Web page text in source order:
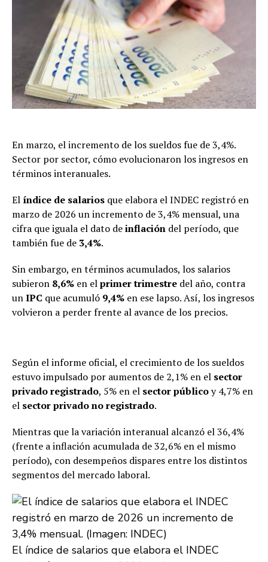
En marzo, el incremento de los sueldos fue de 3,4%.
Sector por sector, cómo evolucionaron los ingresos en
términos interanuales.
El índice de salarios que elabora el INDEC registró en
marzo de 2026 un incremento de 3,4% mensual, una
cifra que iguala el dato deinflación del período, que
también fue de 3,4%.
Sin embargo, en términos acumulados, los salarios
subieron 8,6% en elprimer trimestre del año, contra
unIPC que acumuló 9,4% en ese lapso. Así, los ingresos
volvieron a perder frente al avance de los precios.
Según el informe oficial, el crecimiento de los sueldos
estuvo impulsado por aumentos de 2,1% en el sector
privadoregistrado, 5% en el sector públicoy 4,7% en
el sector privado no registrado.
Mientras que la variación interanual alcanzó el 36,4%
(frente a inflación acumulada de 32,6% en el mismo
período), con desempeños dispares entre los distintos
segmentos del mercado laboral.
El índice de salarios que elabora el INDEC